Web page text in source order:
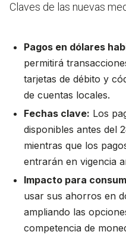
Claves de las nuevas
Pagos en dólares
permitirá
tarjetas de débito y
de cuentas locales.
Fechas clave: Los
disponibles antes del
mientras que los
entrarán en vigencia
Impacto para
usar sus ahorros en
ampliando las
competencia de